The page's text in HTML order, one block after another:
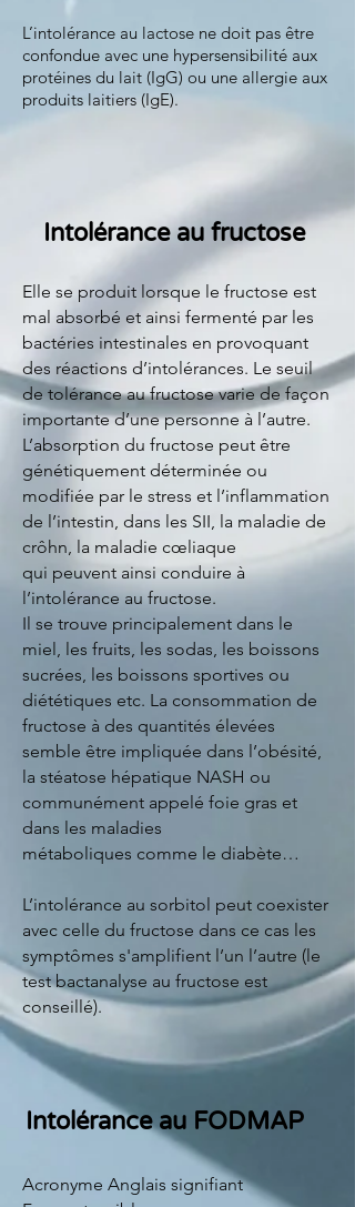
L’intolérance au lactose ne doit pas être
confondue avec une hypersensibilité aux
protéines du lait (IgG) ou une allergie aux
produits laitiers (IgE).
Intolérance au fructose
Elle se produit lorsque le fructose est
mal absorbé et ainsi fermenté par les
bactéries intestinales en provoquant
des réactions d’intolérances. Le seuil
de tolérance au fructose varie de façon
importante d’une personne à l’autre.
L’absorption du fructose peut être
génétiquement déterminée ou
modifiée par le stress et l’inflammation
de l’intestin, dans les SII, la maladie de
crôhn, la maladie cœliaque
qui peuvent ainsi conduire à
l’intolérance au fructose.
Il se trouve principalement dans le
miel, les fruits, les sodas, les boissons
sucrées, les boissons sportives ou
diététiques etc. La consommation de
fructose à des quantités élevées
semble être impliquée dans l’obésité,
la stéatose hépatique NASH ou
communément appelé foie gras et
dans les maladies
métaboliques comme le diabète…
L’intolérance au sorbitol peut coexister
avec celle du fructose dans ce cas les
symptômes s'amplifient l’un l’autre (le
test bactanalyse au fructose est
conseillé).
Intolérance au FODMAP
Acronyme Anglais signifiant